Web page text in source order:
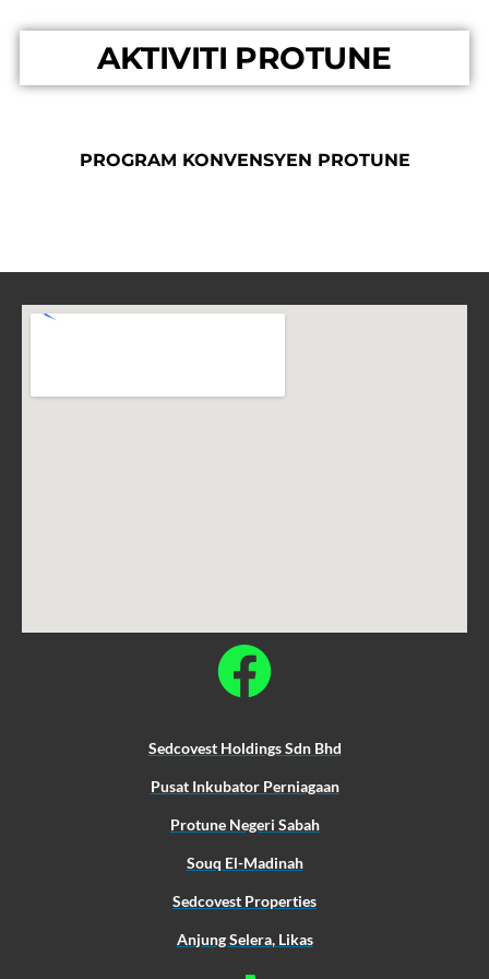
AKTIVITI PROTUNE
PROGRAM KONVENSYEN PROTUNE
Sedcovest Holdings Sdn Bhd
Pusat Inkubator Perniagaan
Protune Negeri Sabah
Souq El-Madinah
Sedcovest Properties
Anjung Selera, Likas